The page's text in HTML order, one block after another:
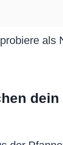
als
dein